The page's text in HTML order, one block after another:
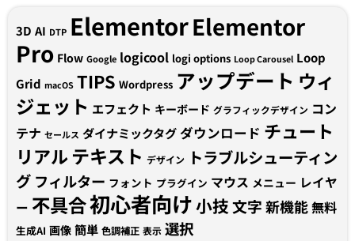
3D AI DTP ElementorElementor
Pro Flow Google logicool logi options Loop Carousel Loop
Grid macOS TIPS Wordpress アップデート ウィ
ジェット エフェクト キーボード グラフィックデザイン コン
テナ セールス ダイナミックタグダウンロード チュート
リアルテキスト デザイン トラブルシューティン
グ フィルター フォント プラグイン マウス メニュー レイヤ
ー 不具合初心者向け小技文字新機能無料
生成AI 画像 簡単 色調補正 表示 選択